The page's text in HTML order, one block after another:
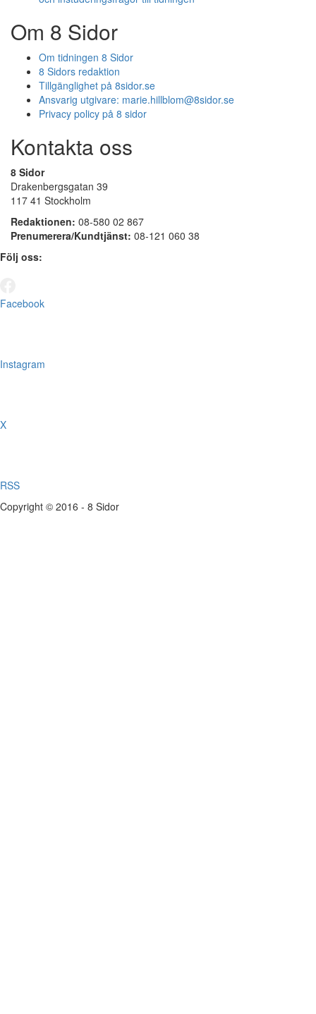
Om 8 Sidor
Om tidningen 8 Sidor
8 Sidors redaktion
Tillgänglighet på 8sidor.se
Ansvarig utgivare: marie.hillblom@8sidor.se
Privacy policy på 8 sidor
Kontakta oss
8 Sidor
Drakenbergsgatan 39
117 41 Stockholm
Redaktionen: 08-580 02 867
Prenumerera/Kundtjänst: 08-121 060 38
Följ oss:
Facebook
Instagram
X
RSS
Copyright © 2016 - 8 Sidor